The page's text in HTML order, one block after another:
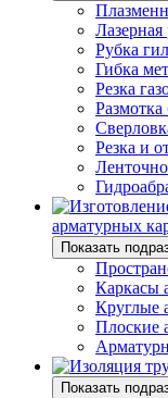
Лазерная
Рубка
Гибка
Резка
Размотка
Резка и
арматурных
Показать
Каркасы
Круглые
Плоские
Показать